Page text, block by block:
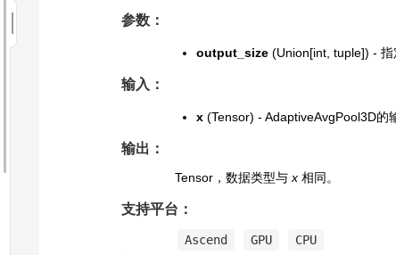
参数：
output_size (Union[int, tuple]) - 指
输入：
x (Tensor) - AdaptiveAvgPool3D的
输出：
Tensor，数据类型与x 相同。
支持平台：
Ascend GPU
CPU